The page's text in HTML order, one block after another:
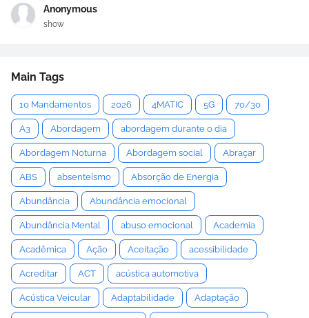
Anonymous
show
Main Tags
10 Mandamentos 2026 4MATIC 5G 70/30
A3 Abordagem abordagem durante o dia
Abordagem Noturna Abordagem social Abraçar
ABS absenteísmo Absorção de Energia
Abundância Abundância emocional
Abundância Mental abuso emocional Academia
Acadêmica Ação Aceitação acessibilidade
Acreditar ACT acústica automotiva
Acústica Veicular Adaptabilidade Adaptação